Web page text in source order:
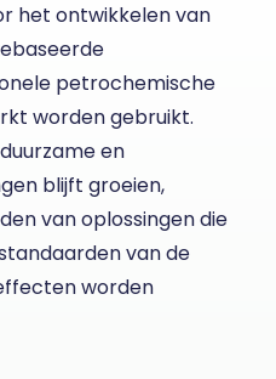
het ontwikkelen van
petrochemische
worden gebruikt.
en
blijft groeien,
van oplossingen die
van de
worden